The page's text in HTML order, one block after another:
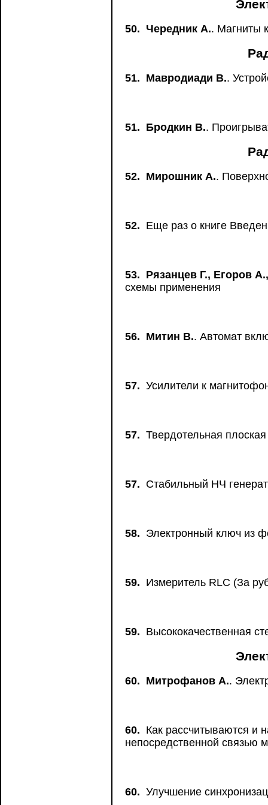
50. Чередник А.. Магниты
51. Мавродиади В..
51. Бродкин В..
52. Мирошник А..
52. Еще раз о книге
53. Рязанцев Г., Егоров
схемы применения
56. Митин В.. Автомат
57. Усилители к
57. Твердотельная
57. Стабильный НЧ
58. Электронный ключ из
59. Измеритель RLC (За
59. Высококачественная
60. Митрофанов А..
60. Как рассчитываются и
непосредственной связью
60. Улучшение